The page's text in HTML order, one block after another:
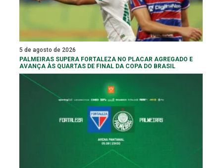
5 de agosto de 2026
PALMEIRAS SUPERA FORTALEZA NO PLACAR AGREGADO E
AVANÇA ÀS QUARTAS DE FINAL DA COPA DO BRASIL